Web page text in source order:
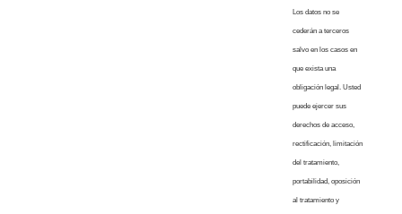
Los datos no se
cederán a terceros
salvo en los casos en
que exista una
obligación legal. Usted
puede ejercer sus
derechos de acceso,
rectificación, limitación
del tratamiento,
portabilidad, oposición
al tratamiento y